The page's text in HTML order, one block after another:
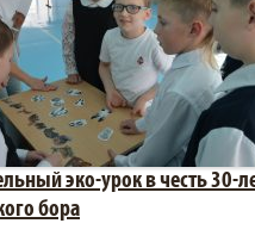
эко-урок в честь 30-
бора